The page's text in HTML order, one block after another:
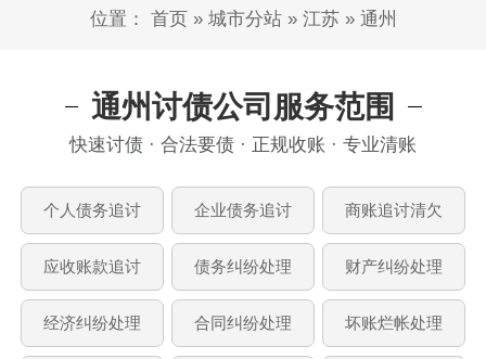
位置： 首页» 城市分站» 江苏» 通州
通州讨债公司服务范围
快速讨债 · 合法要债 · 正规收账 · 专业清账
个人债务追讨 企业债务追讨 商账追讨清欠
应收账款追讨 债务纠纷处理 财产纠纷处理
经济纠纷处理 合同纠纷处理 坏账烂帐处理